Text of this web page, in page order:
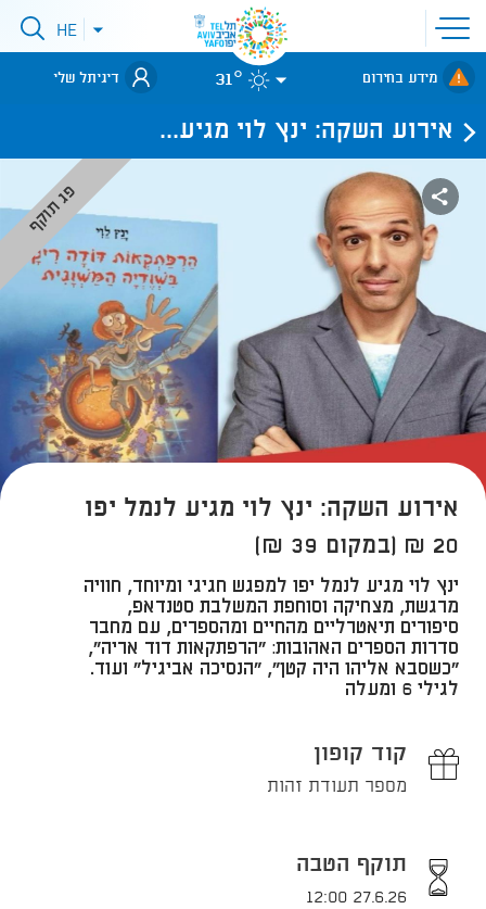
פתיחת
תפריט
אתר
לאתר עיריית
תל-אביב
פתיחתHE
מידע בחירום 31° דיגיתל שלי
אירוע השקה: ינץ לוי מגיע...
פג תוקף
אירוע השקה: ינץ לוי מגיע לנמל יפו
20 ₪ (במקום 39 ₪)
​ינץ לוי מגיע לנמל יפו למפגש חגיגי ומיוחד, חוויה
מרגשת, מצחיקה וסוחפת המשלבת סטנדאפ,
סיפורים תיאטרליים מהחיים ומהספרים, עם מחבר
סדרות הספרים האהובות: "הרפתקאות דוד אריה",
"כשסבא אליהו היה קטן", "הנסיכה אביגיל" ועוד.
לגילי 6 ומעלה
קוד קופון
מספר תעודת זהות
תוקף הטבה
27.6.26 12:00